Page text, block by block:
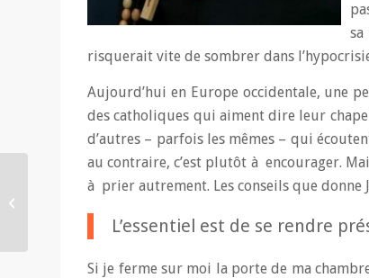
risquerait vite de sombrer dans
Aujourd’hui en Europe occidentale, une
des catholiques qui aiment dire leur
d’autres – parfois les mêmes – qui
au contraire, c’est plutôt à encourager.
à prier autrement. Les conseils que donne
L’essentiel est de se rendre
Si je ferme sur moi la porte de ma
Passer Ãƒ côté de la
miséricorde ?